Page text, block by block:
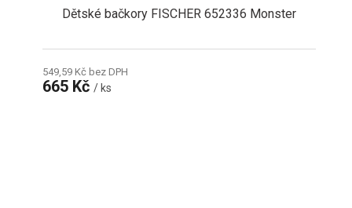
Dětské bačkory FISCHER 652336 Monster
549,59 Kč bez DPH
665 Kč/ ks